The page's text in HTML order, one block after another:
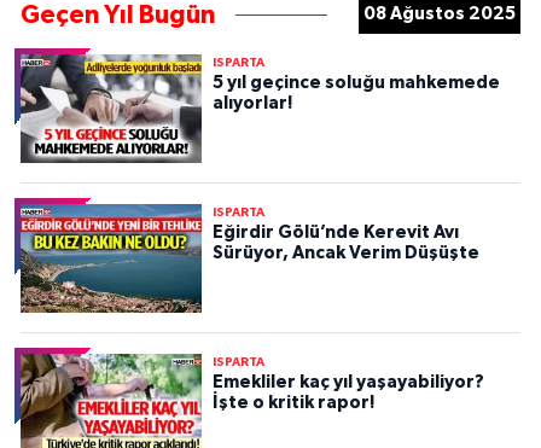
Geçen Yıl Bugün 08 Ağustos 2025
ISPARTA
5 yıl geçince soluğu mahkemede
alıyorlar!
ISPARTA
Eğirdir Gölü’nde Kerevit Avı
Sürüyor, Ancak Verim Düşüşte
ISPARTA
Emekliler kaç yıl yaşayabiliyor?
İşte o kritik rapor!